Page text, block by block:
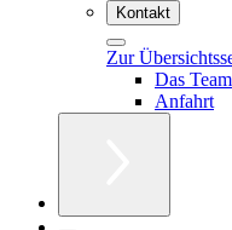
Kontakt
Zur
Das Team
Anfahrt